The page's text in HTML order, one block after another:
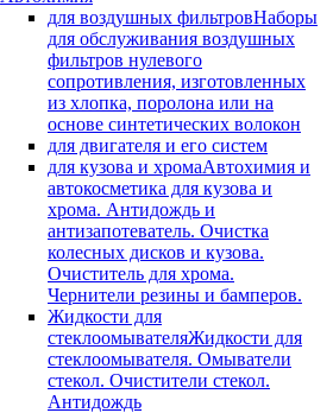
для воздушных фильтровНаборы
для обслуживания воздушных
фильтров нулевого
сопротивления, изготовленных
из хлопка, поролона или на
основе синтетических волокон
для двигателя и его систем
для кузова и хромаАвтохимия и
автокосметика для кузова и
хрома. Антидождь и
антизапотеватель. Очистка
колесных дисков и кузова.
Очиститель для хрома.
Чернители резины и бамперов.
Жидкости для
стеклоомывателяЖидкости для
стеклоомывателя. Омыватели
стекол. Очистители стекол.
Антидождь